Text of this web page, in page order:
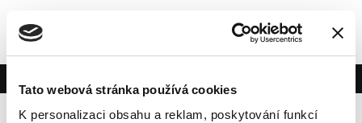
Tato webová stránka používá cookies
K personalizaci obsahu a reklam, poskytování funkcí